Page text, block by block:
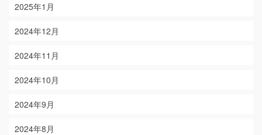
2025年1月
2024年12月
2024年11月
2024年10月
2024年9月
2024年8月